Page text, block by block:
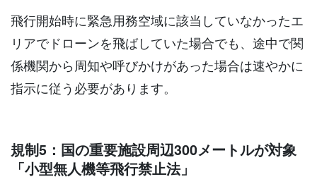
飛行開始時に緊急用務空域に該当していなかったエ
リアでドローンを飛ばしていた場合でも、途中で関
係機関から周知や呼びかけがあった場合は速やかに
指示に従う必要があります。
規制5：国の重要施設周辺300メートルが対象
「小型無人機等飛行禁止法」